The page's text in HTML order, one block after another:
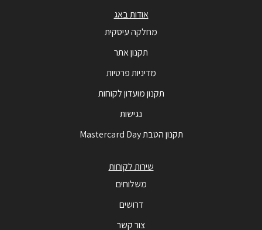
אודות באג
מחלקה עיסקית
תקנון אתר
מדיניות פרטיות
תקנון מועדון לקוחות
נגישות
תקנון הטבת Mastercard Day
שירות לקוחות
משלוחים
דרושים
צור קשר